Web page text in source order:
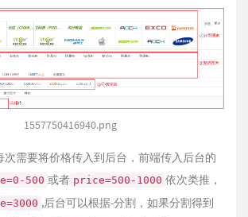
1557750416940.png
次需要将价格传入到后台，前端传入后台的
500 或者 price=500-1000 依次类推，
,后台可以根据-分割，如果分割得到